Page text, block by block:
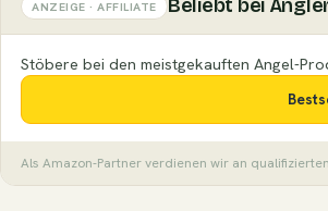
ANZEIGE · AFFILIATE Beliebt bei
Stöbere bei den meistgekauften Angel-
Als Amazon-Partner verdienen wir an